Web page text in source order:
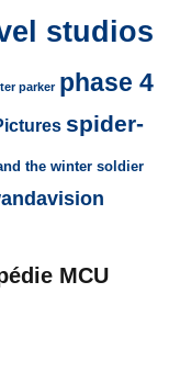
studios
parker phase 4
spider-
the winter soldier
MCU